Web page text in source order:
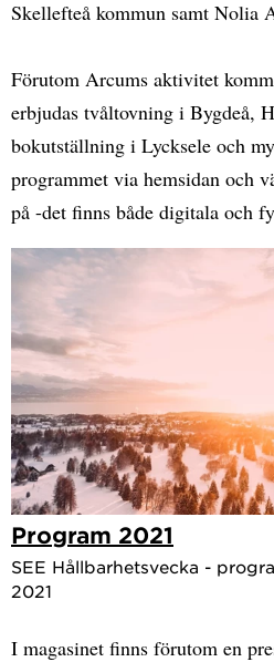
Skellefteå kommun samt Nolia
Förutom Arcums aktivitet
erbjudas tvåltovning i Bygdeå,
bokutställning i Lycksele och
programmet via hemsidan och
på -det finns både digitala och
Program 2021
SEE Hållbarhetsvecka -
2021
I magasinet finns förutom en